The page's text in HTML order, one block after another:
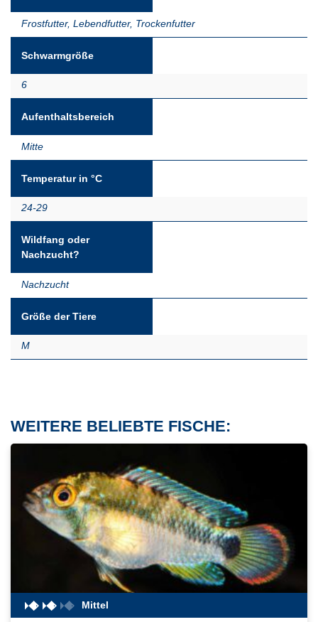
Frostfutter, Lebendfutter, Trockenfutter
Schwarmgröße
6
Aufenthaltsbereich
Mitte
Temperatur in °C
24-29
Wildfang oder
Nachzucht?
Nachzucht
Größe der Tiere
M
WEITERE BELIEBTE FISCHE:
Mittel